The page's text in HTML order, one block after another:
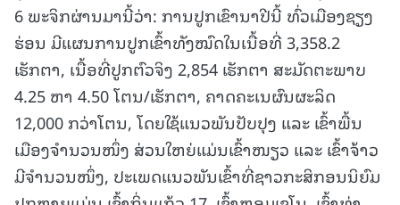
6 ພະຈິກຜ່ານມານີ້ວ່າ: ການປູກເຂົານາປີນີ້ ທົ່ວເມືອງຊຽງ
ຮ່ອນ ມີແຜນການປູກເຂົ້າທັງໝົດໃນເນື້ອທີ່ 3,358.2
ເຮັກຕາ, ເນື້ອທີ່ປູກຕົວຈິງ 2,854 ເຮັກຕາ ສະມັດຕະພາບ
4.25 ຫາ 4.50 ໂຕນ/ເຮັກຕາ, ຄາດຄະເນຜົນຜະລິດ
12,000 ກວ່າໂຕນ, ໂດຍໃຊ້ແນວພັນປັບປຸງ ແລະ ເຂົ້າພື້ນ
ເມືອງຈໍານວນໜຶ່ງ ສ່ວນໃຫຍ່ແມ່ນເຂົ້າໜຽວ ແລະ ເຂົ້າຈ້າວ
ມີຈໍານວນໜຶ່ງ, ປະເພດແນວພັນເຂົ້າທີ່ຊາວກະສິກອນນິຍົມ